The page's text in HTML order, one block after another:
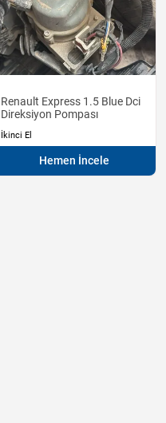
Renault Express 1.5 Blue Dci
Direksiyon Pompası
İkinci El
Hemen İncele